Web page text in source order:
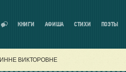
КНИГИ АФИША СТИХИ ПОЭТЫ
ИННЕ ВИКТОРОВНЕ